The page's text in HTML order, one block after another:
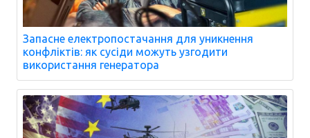
Запасне електропостачання для уникнення
конфліктів: як сусіди можуть узгодити
використання генератора